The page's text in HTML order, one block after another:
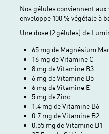
Nos gélules conviennent
enveloppe 100 % végétale à
Une dose (2 gélules) de
65 mg de Magnésium
16 mg de Vitamine C
8 mg de Vitamine B3
6 mg de Vitamine B5
6 mg de Vitamine E
5 mg de Zinc
1.4 mg de Vitamine B6
0.7 mg de Vitamine B2
0.55 mg de Vitamine B1